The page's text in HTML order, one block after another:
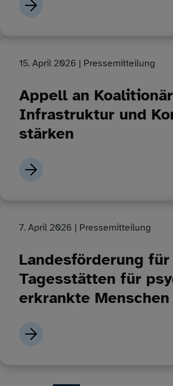
15. April 2026 | Pressemitteilung
Appell an
Infrastruktur und
stärken
7. April 2026 | Pressemitteilung
Landesförderung für
Tagesstätten für
erkrankte